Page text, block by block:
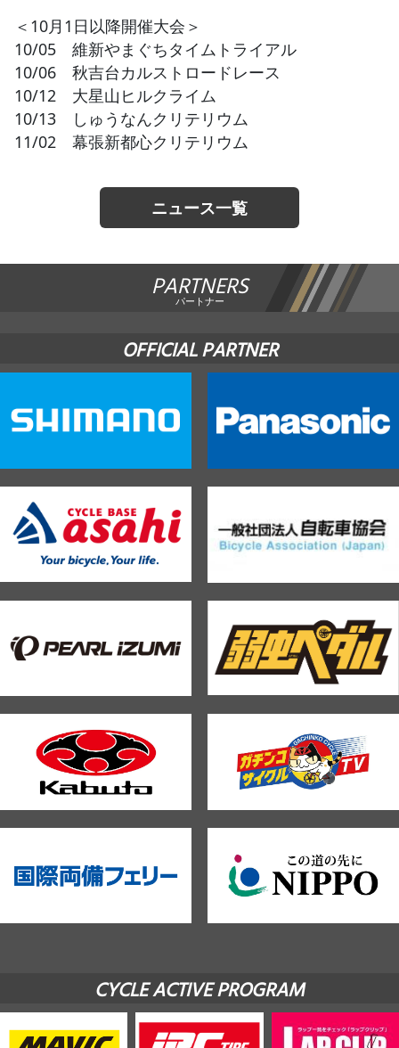
＜10月1日以降開催大会＞
10/05 維新やまぐちタイムトライアル
10/06 秋吉台カルストロードレース
10/12 大星山ヒルクライム
10/13 しゅうなんクリテリウム
11/02 幕張新都心クリテリウム
ニュース一覧
PARTNERS
パートナー
OFFICIAL PARTNER
CYCLE ACTIVE PROGRAM